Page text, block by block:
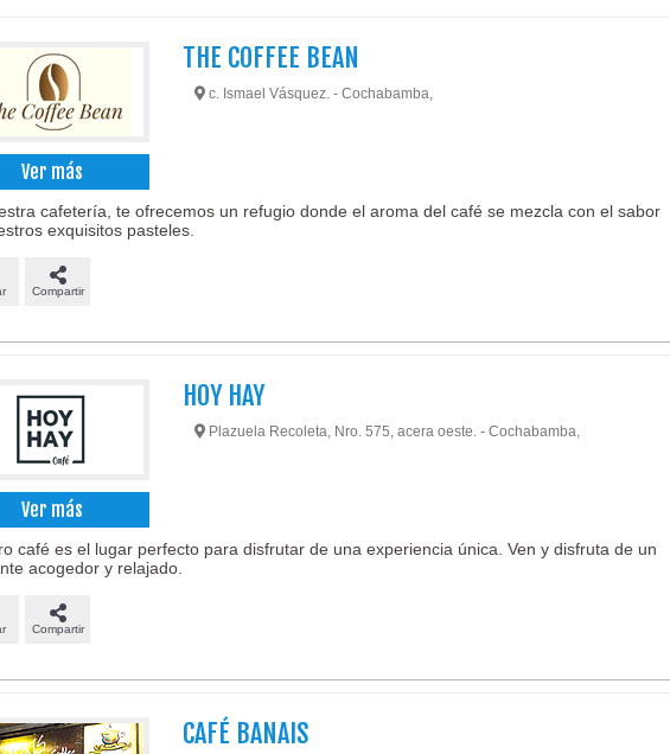
Ver más
THE COFFEE BEAN
c. Ismael Vásquez. - Cochabamba,
cafetería, te ofrecemos un refugio donde el aroma del café se mezcla con el sabor
exquisitos pasteles.
Compartir
Ver más
HOY HAY
Plazuela Recoleta, Nro. 575, acera oeste. - Cochabamba,
café es el lugar perfecto para disfrutar de una experiencia única. Ven y disfruta de un
acogedor y relajado.
Compartir
CAFÉ BANAIS